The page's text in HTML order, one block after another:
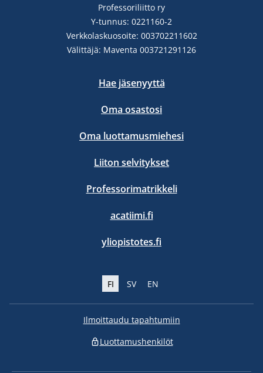
Professoriliitto ry
Y-tunnus: 0221160-2
Verkkolaskuosoite: 003702211602
Välittäjä: Maventa 003721291126
Hae jäsenyyttä
Oma osastosi
Oma luottamusmiehesi
Liiton selvitykset
Professorimatrikkeli
acatiimi.fi
yliopistotes.fi
FI SV EN
Ilmoittaudu tapahtumiin
Luottamushenkilöt